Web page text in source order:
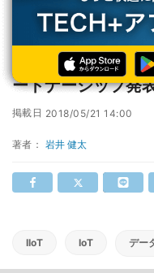
TECH+ 企業IT
ITインフラ
シュナイダーが事業戦略説明
シュナイダーが
ートナーシップ発
掲載日 2018/05/21 14:00
著者： 岩井 健太
IIoT IoT デー